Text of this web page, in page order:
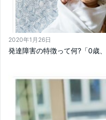
2020年1月26日
発達障害の特徴って何?「0歳